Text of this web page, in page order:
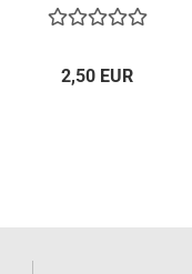
2,50 EUR